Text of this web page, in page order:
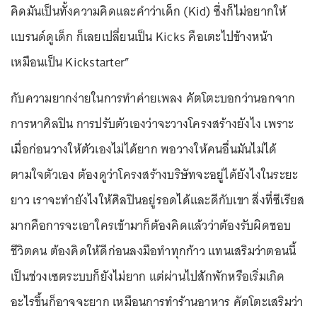
คิดมันเป็นทั้งความคิดและคำว่าเด็ก (Kid) ซึ่งก็ไม่อยากให้
แบรนด์ดูเด็ก ก็เลยเปลี่ยนเป็น Kicks คือเตะไปข้างหน้า
เหมือนเป็น Kickstarter”
กับความยากง่ายในการทำค่ายเพลง คัตโตะบอกว่านอกจาก
การหาศิลปิน การปรับตัวเองว่าจะวางโครงสร้างยังไง เพราะ
เมื่อก่อนวางให้ตัวเองไม่ได้ยาก พอวางให้คนอื่นมันไม่ได้
ตามใจตัวเอง ต้องดูว่าโครงสร้างบริษัทจะอยู่ได้ยังไงในระยะ
ยาว เราจะทำยังไงให้ศิลปินอยู่รอดได้และดีกับเขา สิ่งที่ซีเรียส
มากคือการจะเอาใครเข้ามาก็ต้องคิดแล้วว่าต้องรับผิดชอบ
ชีวิตคน ต้องคิดให้ดีก่อนลงมือทำทุกก้าว แทนเสริมว่าตอนนี้
เป็นช่วงเซตระบบก็ยังไม่ยาก แต่ผ่านไปสักพักหรือเริ่มเกิด
อะไรขึ้นก็อาจจะยาก เหมือนการทำร้านอาหาร คัตโตะเสริมว่า